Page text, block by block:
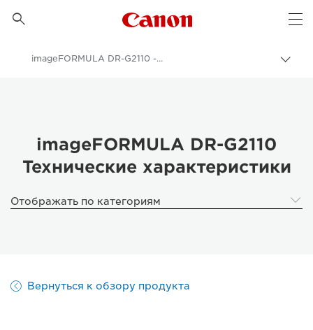

Canon Logo, back to
Продукты и решения для бизнеса
Сканеры для дома и офиса
imageFORMULA DR-G2110 - Specifications
imageFORMULA DR-G2110
Технические характеристики
Отображать по категориям
Вернуться к обзору продукта